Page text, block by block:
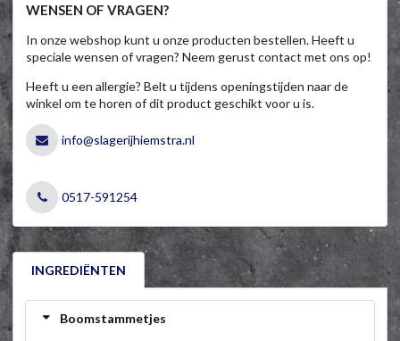
WENSEN OF VRAGEN?
In onze webshop kunt u onze producten bestellen. Heeft u
speciale wensen of vragen? Neem gerust contact met ons op!
Heeft u een allergie? Belt u tijdens openingstijden naar de
winkel om te horen of dit product geschikt voor u is.
info@slagerijhiemstra.nl
0517-591254
INGREDIËNTEN
Boomstammetjes